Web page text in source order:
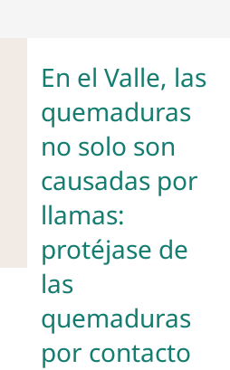
En el Valle, las
quemaduras
no solo son
causadas por
llamas:
protéjase de
las
quemaduras
por contacto